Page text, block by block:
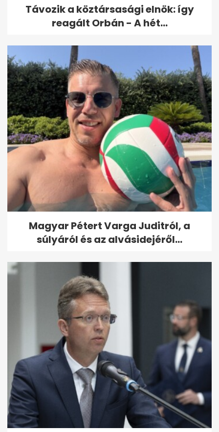
Távozik a köztársasági elnök: így
reagált Orbán - A hét...
Magyar Pétert Varga Juditról, a
súlyáról és az alvásidejéről...